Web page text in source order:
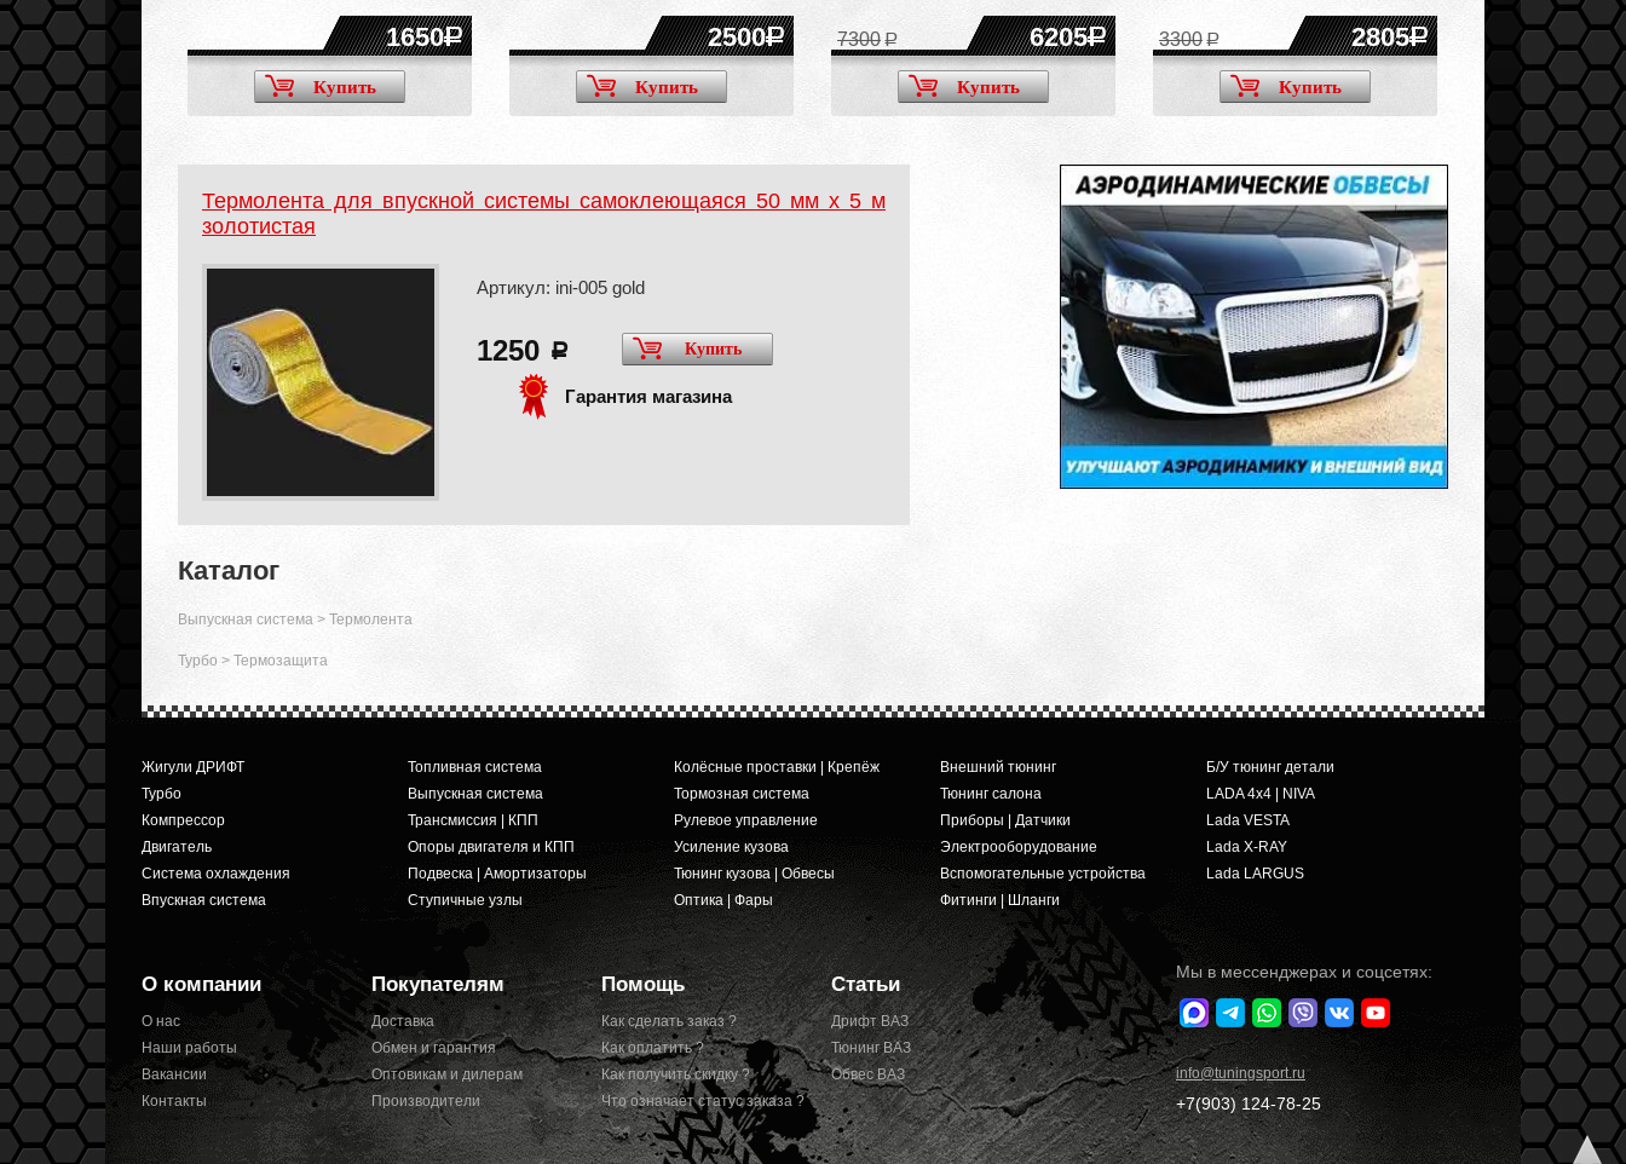
1650
Купить
2500
Купить
6205
7300
Купить
2805
3300
Купить
Термолента для впускной системы самоклеющаяся 50 мм x 5 м
золотистая
Артикул: ini-005 gold
1250 a Купить
Гарантия магазина
Каталог
Выпускная система > Термолента
Турбо > Термозащита
Жигули ДРИФТ
Турбо
Компрессор
Двигатель
Система охлаждения
Впускная система
Топливная система
Выпускная система
Трансмиссия | КПП
Опоры двигателя и КПП
Подвеска | Амортизаторы
Ступичные узлы
Колёсные проставки | Крепёж
Тормозная система
Рулевое управление
Усиление кузова
Тюнинг кузова | Обвесы
Оптика | Фары
Внешний тюнинг
Тюнинг салона
Приборы | Датчики
Электрооборудование
Вспомогательные устройства
Фитинги | Шланги
Б/У тюнинг детали
LADA 4x4 | NIVA
Lada VESTA
Lada X-RAY
Lada LARGUS
О компании
О нас
Наши работы
Вакансии
Контакты
Покупателям
Доставка
Обмен и гарантия
Оптовикам и дилерам
Производители
Помощь
Как сделать заказ ?
Как оплатить ?
Как получить скидку ?
Что означает статус заказа ?
Статьи
Дрифт ВАЗ
Тюнинг ВАЗ
Обвес ВАЗ
Мы в мессенджерах и соцсетях:
info@tuningsport.ru
+7(903) 124-78-25